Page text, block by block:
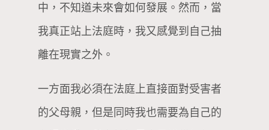
中，不知道未來會如何發展。然而，當
我真正站上法庭時，我又感覺到自己抽
離在現實之外。
一方面我必須在法庭上直接面對受害者
的父母親，但是同時我也需要為自己的